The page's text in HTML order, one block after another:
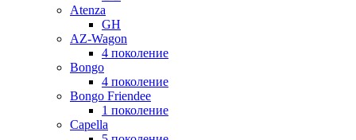
Atenza
GH
AZ-Wagon
4 поколение
Bongo
4 поколение
Bongo Friendee
1 поколение
Capella